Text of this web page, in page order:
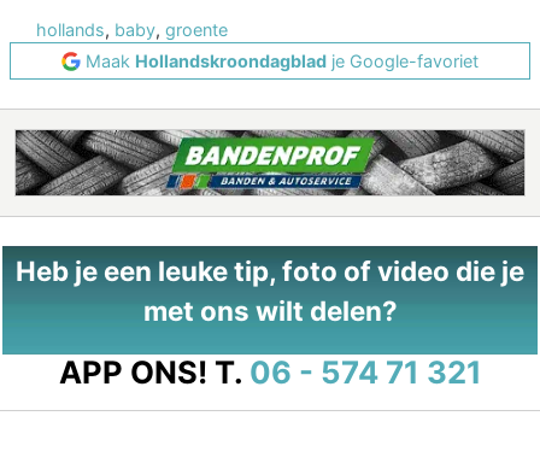
hollands, baby, groente
Maak Hollandskroondagblad je Google-favoriet
Heb je een leuke tip, foto of video die je
met ons wilt delen?
APP ONS! T. 06 - 574 71 321